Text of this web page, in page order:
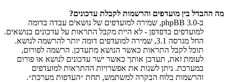
מה ההבדל בין מועדפים והרשמות לקבלת עדכונים?
ב-phpBB 3.0, שמירה למועדפים של נושאים עבדה בדומה
למועדפים בדפדפן - לא היית מקבל התראות על עדכונים בנושאים.
החל מגרסה 3.1, שמירה למועדפים דומה יותר להרשמה לנושא.
תוכל לקבל התראות כאשר הנושא מתעדכן. הרשמה לפורום,
לעומת זאת, תעדכן אותך כאשר ישר עדכונים לנושא או פורום
במערכת. ניתן לשנות את אפשרויות ההתראות למועדפים
והרשמות בלוח הבקרה למשתמש, תחת ״העדפות מערכת״.